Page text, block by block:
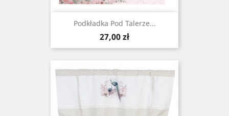
Podkładka Pod Talerze...
Cena
27,00 zł